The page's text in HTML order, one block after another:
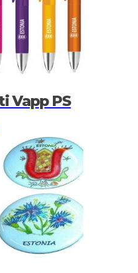
Vapp PS